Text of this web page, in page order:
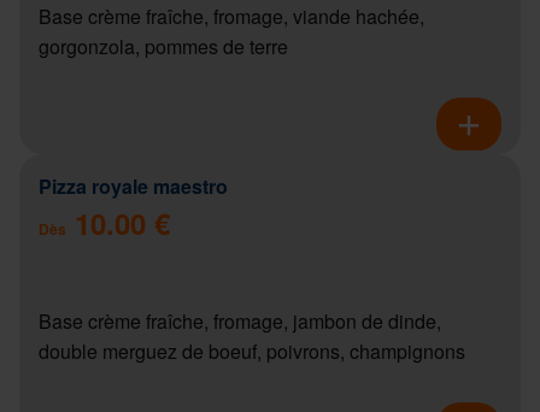
Base crème fraîche, fromage, viande hachée,
gorgonzola, pommes de terre
Pizza royale maestro
Dès 10.00 €
Base crème fraîche, fromage, jambon de dinde,
double merguez de boeuf, poivrons, champignons